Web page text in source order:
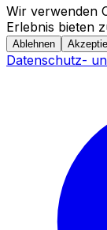
Wir verwenden
Erlebnis bieten
Ablehnen
Datenschutz-